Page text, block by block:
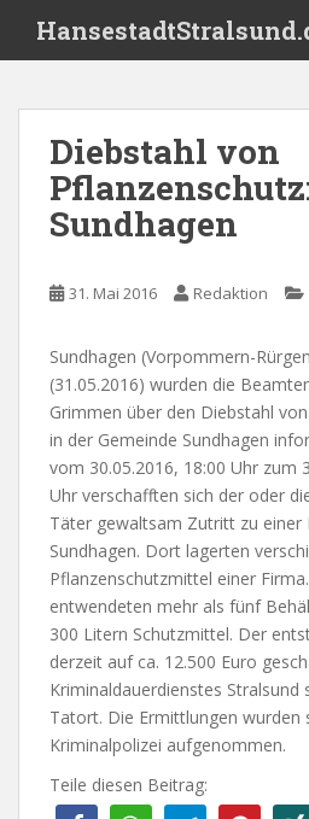
i
Diebstahl von
Sundhagen
31. Mai 2016 Redaktion
Sundhagen (Vorpommern-
(31.05.2016) wurden die
Grimmen über den Diebstahl
in der Gemeinde Sundhagen
vom 30.05.2016, 18:00 Uhr zum
Uhr verschafften sich der oder
Täter gewaltsam Zutritt zu einer
Sundhagen. Dort lagerten
Pflanzenschutzmittel einer
entwendeten mehr als fünf
300 Litern Schutzmittel. Der
derzeit auf ca. 12.500 Euro
Kriminaldauerdienstes Stralsund
Tatort. Die Ermittlungen wurden
Kriminalpolizei aufgenommen.
Teile diesen Beitrag: